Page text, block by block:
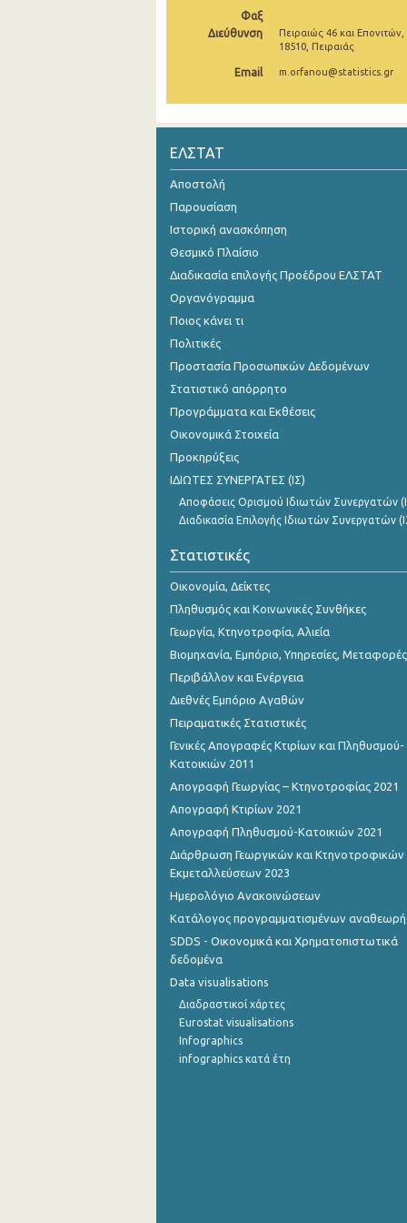
Οκτωβρίου 2024
Ιουλίου 2024
Ιουνίου 2024
Μαΐου 2024
Απριλίου 2024
Μαρτίου 2024
Ιανουαρίου 2024
Δεκεμβρίου 2023
Νοεμβρίου 2023
Οκτωβρίου 2023
Σεπτεμβρίου 2023
Αυγούστου 2023
Ιουλίου 2023
Ιουνίου 2023
Μαΐου 2023
Απριλίου 2023
Μαρτίου 2023
Φεβρουαρίου 2023
Δεκεμβρίου 2022
Νοεμβρίου 2022
Οκτωβρίου 2022
Αυγούστου 2022
Ιουνίου 2022
Μαΐου 2022
Απριλίου 2022
Μαρτίου 2022
Φαξ
Διεύθυνση
Πειραιώς 46 και
18510, Πειραιάς
Email m.orfanou@statistics.gr
ΕΛΣΤΑΤ
Αποστολή
Παρουσίαση
Ιστορική ανασκόπηση
Θεσμικό Πλαίσιο
Διαδικασία επιλογής Προέδρου ΕΛΣΤΑΤ
Οργανόγραμμα
Ποιος κάνει τι
Πολιτικές
Προστασία Προσωπικών Δεδομένων
Στατιστικό απόρρητο
Προγράμματα και Εκθέσεις
Οικονομικά Στοιχεία
Προκηρύξεις
ΙΔΙΩΤΕΣ ΣΥΝΕΡΓΑΤΕΣ (ΙΣ)
Αποφάσεις Ορισμού Ιδιωτών Συνεργατών
Διαδικασία Επιλογής Ιδιωτών Συνεργατών
Στατιστικές
Οικονομία, Δείκτες
Πληθυσμός και Κοινωνικές Συνθήκες
Γεωργία, Κτηνοτροφία, Αλιεία
Βιομηχανία, Εμπόριο, Υπηρεσίες, Μεταφορές
Περιβάλλον και Ενέργεια
Διεθνές Εμπόριο Αγαθών
Πειραματικές Στατιστικές
Γενικές Απογραφές Κτιρίων και Πληθυσμού-
Κατοικιών 2011
Απογραφή Γεωργίας – Κτηνοτροφίας 2021
Απογραφή Κτιρίων 2021
Απογραφή Πληθυσμού-Κατοικιών 2021
Διάρθρωση Γεωργικών και Κτηνοτροφικών
Εκμεταλλεύσεων 2023
Ημερολόγιο Ανακοινώσεων
Κατάλογος προγραμματισμένων
SDDS - Οικονομικά και Χρηματοπιστωτικά
δεδομένα
Data visualisations
Διαδραστικοί χάρτες
Eurostat visualisations
Infographics
infographics κατά έτη